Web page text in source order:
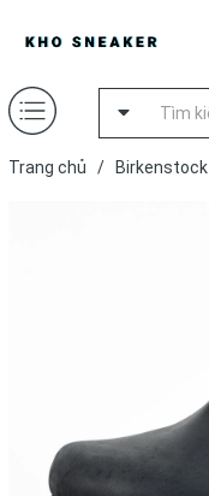
Trang chủ / Birkenstock